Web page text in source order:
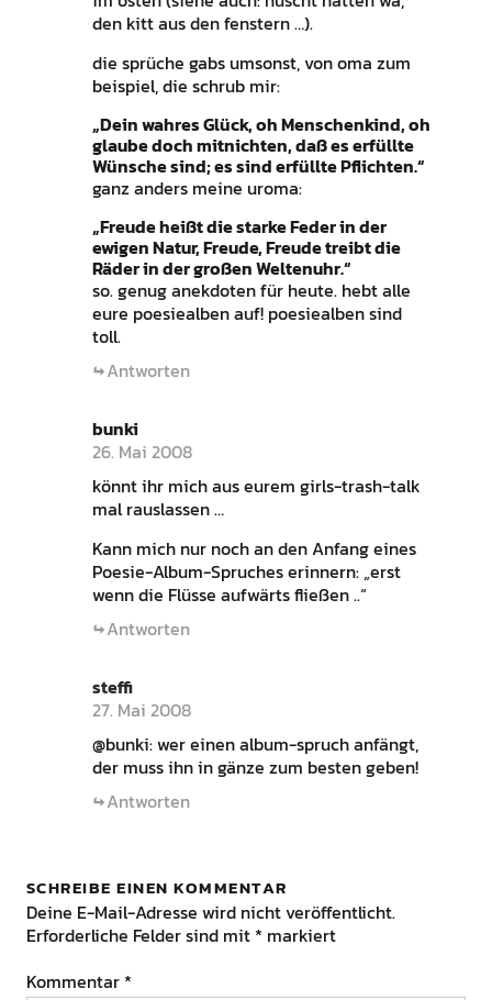
den kitt aus den fenstern …).
die sprüche gabs umsonst, von oma zum
beispiel, die schrub mir:
„Dein wahres Glück, oh Menschenkind, oh
glaube doch mitnichten, daß es erfüllte
Wünsche sind; es sind erfüllte Pflichten.“
ganz anders meine uroma:
„Freude heißt die starke Feder in der
ewigen Natur, Freude, Freude treibt die
Räder in der großen Weltenuhr.“
so. genug anekdoten für heute. hebt alle
eure poesiealben auf! poesiealben sind
toll.
Antworten
bunki
26. Mai 2008
könnt ihr mich aus eurem girls-trash-talk
mal rauslassen …
Kann mich nur noch an den Anfang eines
Poesie-Album-Spruches erinnern: „erst
wenn die Flüsse aufwärts fließen ..“
Antworten
steffi
27. Mai 2008
@bunki: wer einen album-spruch anfängt,
der muss ihn in gänze zum besten geben!
Antworten
SCHREIBE EINEN KOMMENTAR
Deine E-Mail-Adresse wird nicht veröffentlicht.
Erforderliche Felder sind mit * markiert
Kommentar *